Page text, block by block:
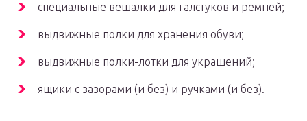
специальные вешалки для галстуков и ремней;
выдвижные полки для хранения обуви;
выдвижные полки-лотки для украшений;
ящики с зазорами (и без) и ручками (и без).